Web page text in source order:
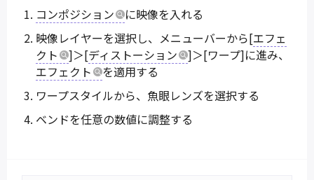
コンポジション
に映像を入れる
映像レイヤーを選択し、メニューバーから[エフェ
クト
]＞[ディストーション
]＞[ワープ]に進み、
エフェクト
を適用する
ワープスタイルから、魚眼レンズを選択する
ベンドを任意の数値に調整する